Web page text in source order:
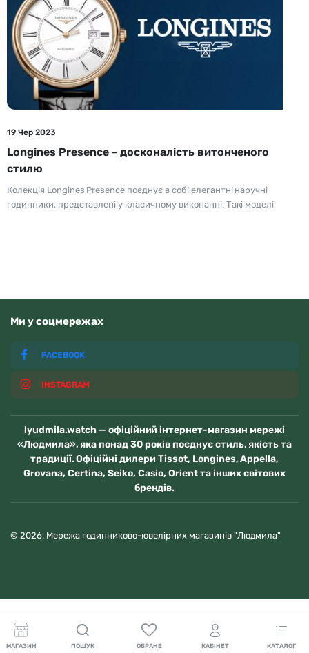
19 Чер 2023
Longines Presence – досконалість витонченого
стилю
Колекція Longines Presence поєднує в собі елегантні наручні
годинники, представлені у класичному виконанні. Такі моделі
Ми у соцмережах
FACEBOOK
INSTAGRAM
lyudmila.watch — офіційний інтернет-магазин мережі
«Людмила», яка понад 30 років поєднує стиль, якість та
традиції. Офіційні дилери Tissot, Longines, Appella,
Grovana, Certina, Seiko, Casio, Orient та інших світових
брендів.
© 2026. Мережа годинниково-ювелірних магазинів "Людмила"
МАГАЗИН ПОШУК ОБРАНЕ КАБІНЕТ КАТАЛОГ